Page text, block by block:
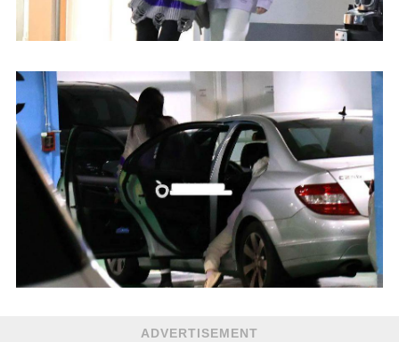
ADVERTISEMENT